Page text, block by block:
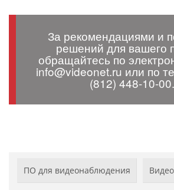
За рекомендациями и
решений для вашего
обращайтесь по
info@videonet.ru или по
(812) 448-10-00.
ПО для видеонаблюдения